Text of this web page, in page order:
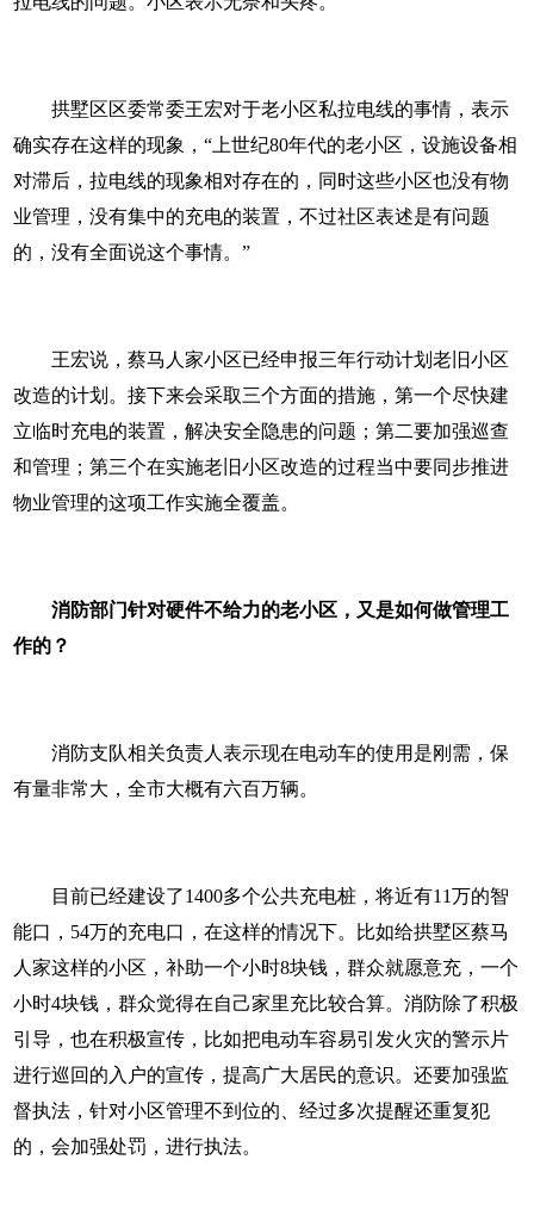
拱墅区区委常委王宏对于老小区私拉电线的事情，表示
确实存在这样的现象，“上世纪80年代的老小区，设施设备相
对滞后，拉电线的现象相对存在的，同时这些小区也没有物
业管理，没有集中的充电的装置，不过社区表述是有问题
的，没有全面说这个事情。”
王宏说，蔡马人家小区已经申报三年行动计划老旧小区
改造的计划。接下来会采取三个方面的措施，第一个尽快建
立临时充电的装置，解决安全隐患的问题；第二要加强巡查
和管理；第三个在实施老旧小区改造的过程当中要同步推进
物业管理的这项工作实施全覆盖。
消防部门针对硬件不给力的老小区，又是如何做管理工
作的？
消防支队相关负责人表示现在电动车的使用是刚需，保
有量非常大，全市大概有六百万辆。
目前已经建设了1400多个公共充电桩，将近有11万的智
能口，54万的充电口，在这样的情况下。比如给拱墅区蔡马
人家这样的小区，补助一个小时8块钱，群众就愿意充，一个
小时4块钱，群众觉得在自己家里充比较合算。消防除了积极
引导，也在积极宣传，比如把电动车容易引发火灾的警示片
进行巡回的入户的宣传，提高广大居民的意识。还要加强监
督执法，针对小区管理不到位的、经过多次提醒还重复犯
的，会加强处罚，进行执法。